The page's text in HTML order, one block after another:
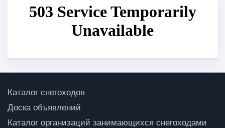
Каталог снегоходов
Доска объявлений
Каталог организаций занимающихся снегоходами